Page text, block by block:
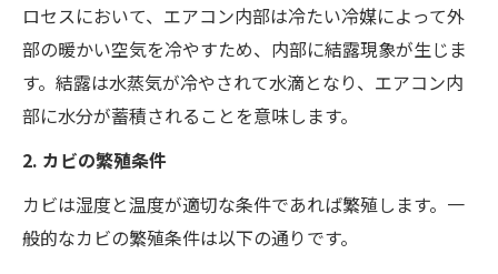
ロセスにおいて、エアコン内部は冷たい冷媒によって外
部の暖かい空気を冷やすため、内部に結露現象が生じま
す。結露は水蒸気が冷やされて水滴となり、エアコン内
部に水分が蓄積されることを意味します。
2. カビの繁殖条件
カビは湿度と温度が適切な条件であれば繁殖します。一
般的なカビの繁殖条件は以下の通りです。